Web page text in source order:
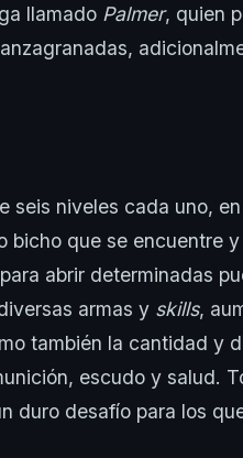
llamado Palmer, quien
seis niveles cada uno,
bicho que se encuentre
abrir determinadas
armas y skills,
también la cantidad y
escudo y salud.
duro desafío para los